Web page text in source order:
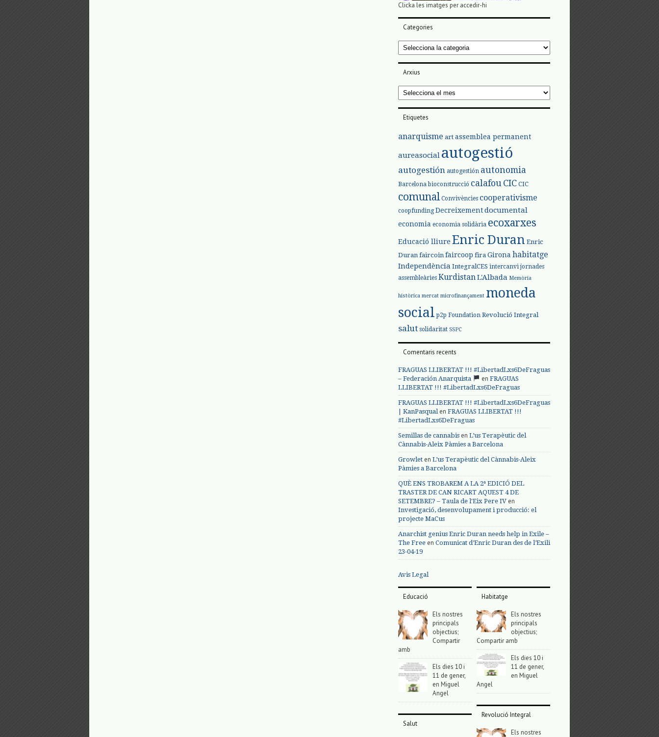
Clicka les imatges per accedir-hi
Categories
Categories
Arxius
Arxius
Etiquetes
anarquisme art assemblea permanent
aureasocial autogestió
autogestión autogestión autonomia
Barcelona bioconstrucció calafou CIC CIC
comunal Convivències cooperativisme
coopfunding Decreixementdocumental
economia economia solidària ecoxarxes
Educació lliure Enric Duran Enric
Duran faircoin faircoop fira Girona habitatge
Independència IntegralCES intercanvi jornades
assembleàries Kurdistan L'Albada Memòria
històrica mercat microfinançament moneda
social p2p Foundation Revolució Integral
salut solidaritat SSPC
Comentaris recents
FRAGUAS LLIBERTAT !!! #LibertadLxs6DeFraguas
– Federación Anarquista
en FRAGUAS
LLIBERTAT !!! #LibertadLxs6DeFraguas
FRAGUAS LLIBERTAT !!! #LibertadLxs6DeFraguas
| KanPasqualen FRAGUAS LLIBERTAT !!!
#LibertadLxs6DeFraguas
Semillas de cannabis en L’us Terapèutic del
Cànnabis-Aleix Pàmies a Barcelona
Growlet en L’us Terapèutic del Cànnabis-Aleix
Pàmies a Barcelona
QUÈ ENS TROBAREM A LA 2ª EDICIÓ DEL
TRASTER DE CAN RICART AQUEST 4 DE
SETEMBRE? – Taula de l'Eix Pere IV en
Investigació, desenvolupament i producció: el
projecte MaCus
Anarchist genius Enric Duran needs help in Exile –
The Free en Comunicat d’Enric Duran des de l’Exili
23-04-19
Avis Legal
Educació
Els nostres
principals
objectius;
Compartir
amb
Els dies 10 i
11 de gener,
en Miguel
Angel
Salut
Habitatge
Els nostres
principals
objectius;
Compartir amb
Els dies 10 i
11 de gener,
en Miguel
Angel
Revolució Integral
Els nostres